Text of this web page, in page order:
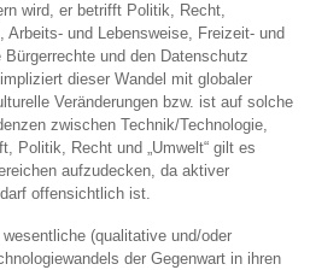
wird, er betrifft Politik, Recht,
und Lebensweise, Freizeit- und
und den Datenschutz
dieser Wandel mit globaler
Veränderungen bzw. ist auf solche
zwischen Tech­nik/Technologie,
Politik, Recht und „Umwelt“ gilt es
aufzudecken, da aktiver
offensichtlich ist.
(qualitative und/oder
der Gegenwart in ihren